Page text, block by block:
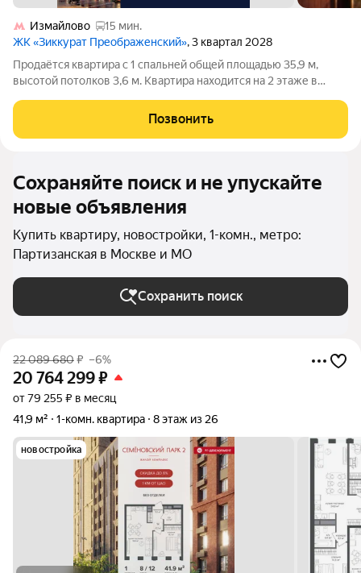
Измайлово
15 мин.
ЖК «Зиккурат Преображенский», 3 квартал 2028
Продаётся квартира с 1 спальней общей площадью 35,9 м,
высотой потолков 3,6 м. Квартира находится на 2 этаже в
«Зиккурат Преображенский» расположен в тихом зелёном
районе, где сохранилась
Позвонить
Сохраняйте поиск и не упускайте
новые объявления
Купить квартиру, новостройки, 1-комн., метро:
Партизанская в Москве и МО
Сохранить поиск
22 089 680₽ –6%
20 764 299₽
от 79 255 ₽ в месяц
41,9 м²
1-комн. квартира 8 этаж из 26
новостройка